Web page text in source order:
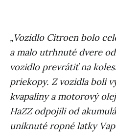
„Vozidlo Citroen bolo
a malo utrhnuté dvere
vozidlo prevrátiť na
priekopy. Z vozidla boli
kvapaliny a motorový
HaZZ odpojili od
uniknuté ropné latky